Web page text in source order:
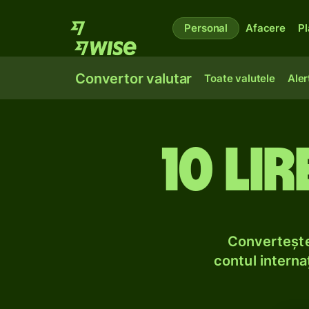
Personal Afacere
Convertor valutar Toate valutele
10
contul